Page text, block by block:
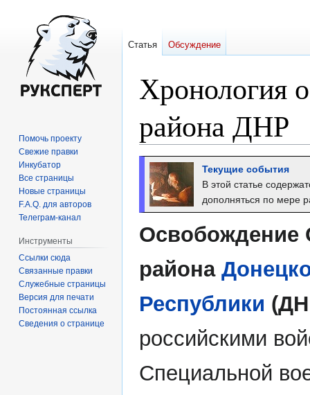
Хронология
района ДНР
Перейти
навигации
Перейти
поиску
Текущие события
В этой статье
дополняться по мере
Освобождение
района
Республики
российскими
Специальной
Статья Обсуждение
Помочь проекту
Свежие правки
Инкубатор
Все страницы
Новые страницы
F.A.Q. для авторов
Телеграм-канал
Инструменты
Ссылки сюда
Связанные правки
Служебные страницы
Версия для печати
Постоянная ссылка
Сведения о странице